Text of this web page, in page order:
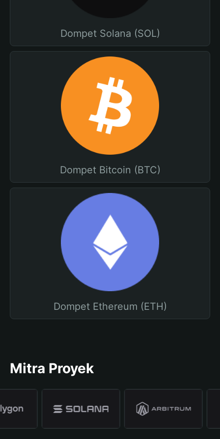
Dompet Solana (SOL)
Dompet Bitcoin (BTC)
Dompet Ethereum (ETH)
Mitra Proyek